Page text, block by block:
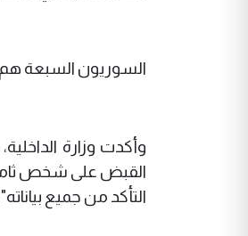
السوريون السبعة هم
وأكدت وزارة
القبض على شخص ثامن
التأكد من جميع